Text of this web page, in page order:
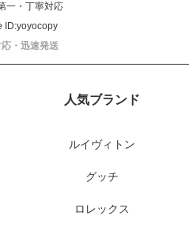
一・丁寧対応
ID:yoyocopy
・迅速発送
人気ブランド
ルイヴィトン
グッチ
ロレックス